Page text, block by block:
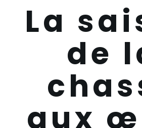
La
de
aux